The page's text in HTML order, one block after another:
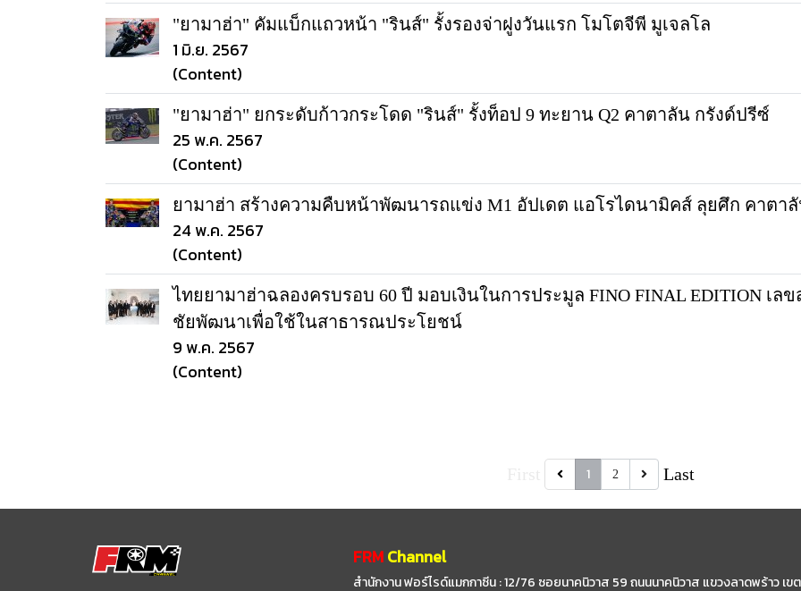
"ยามาฮ่า" คัมแบ็กแถวหน้า "รินส์" รั้งรองจ่าฝูงวันแรก โมโตจีพี มูเจลโล
1 มิ.ย. 2567
(Content)
"ยามาฮ่า" ยกระดับก้าวกระโดด "รินส์" รั้งท็อป 9 ทะยาน Q2 คาตาลัน กรังด์ปรีซ์
25 พ.ค. 2567
(Content)
ยามาฮ่า สร้างความคืบหน้าพัฒนารถแข่ง M1 อัปเดต แอโรไดนามิคส์ ลุยศึก คาตา
24 พ.ค. 2567
(Content)
ไทยยามาฮ่าฉลองครบรอบ 60 ปี มอบเงินในการประมูล FINO FINAL EDITION เ
ชัยพัฒนาเพื่อใช้ในสาธารณประโยชน์
9 พ.ค. 2567
(Content)
1 2 Last
FRM Channel
สำนักงาน ฟอร์ไรด์แมกกาซีน : 12/76 ซอยนาคนิวาส 59ถนนนาคนิวาส แขวงลาดพร้าว เข